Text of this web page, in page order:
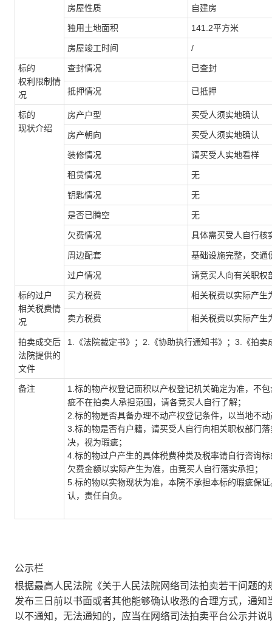
房屋性质 自建房
独用土地面积 141.2平方米
房屋竣工时间 /
标的
权利限制情
况
查封情况 已查封
抵押情况 已抵押
标的
现状介绍
房产户型 买受人须实地确认
房产朝向 买受人须实地确认
装修情况 请买受人实地看样
租赁情况 无
钥匙情况 无
是否已腾空 无
欠费情况 具体需买受人自行核
周边配套 基础设施完整，交通
过户情况 请竞买人向有关职权
标的过户
相关税费情
况
买方税费 相关税费以实际产生
卖方税费 相关税费以实际产生
拍卖成交后
法院提供的
文件
1.《法院裁定书》；2.《协助执行通知书》；3.《拍卖
备注
1.标的物产权登记面积以产权登记机关确定为准，不
疵不在拍卖人承担范围，请各竞买人自行了解；
2.标的物是否具备办理不动产权登记条件，以当地不
3.标的物是否有户籍，请买受人自行向相关职权部门
决，视为瑕疵；
4.标的物过户产生的具体税费种类及税率请自行咨询
欠费金额以实际产生为准，由竞买人自行落实承担；
5.标的物以实物现状为准，本院不承担本标的瑕疵保
认，责任自负。
公示栏
根据最高人民法院《关于人民法院网络司法拍卖若干问题
发布三日前以书面或者其他能够确认收悉的合理方式，通
以不通知，无法通知的，应当在网络司法拍卖平台公示并